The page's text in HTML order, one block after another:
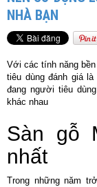
NHÀ BẠN
Với các tính năng
tiêu dùng đánh giá
đang người tiêu
khác nhau
Sàn gỗ
nhất
Trong những năm